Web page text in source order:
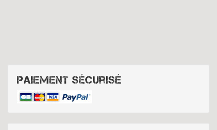
Paiement sécurisé